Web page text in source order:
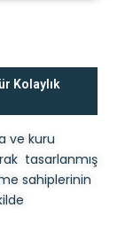
Kolaylık
ve kuru
tasarlanmış
sahiplerinin